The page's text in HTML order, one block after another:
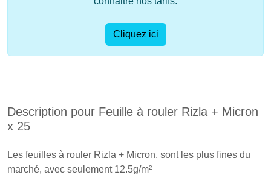
Cliquez ici
Description pour Feuille à rouler Rizla + Micron
x 25
Les feuilles à rouler Rizla + Micron, sont les plus fines du
marché, avec seulement 12.5g/m²